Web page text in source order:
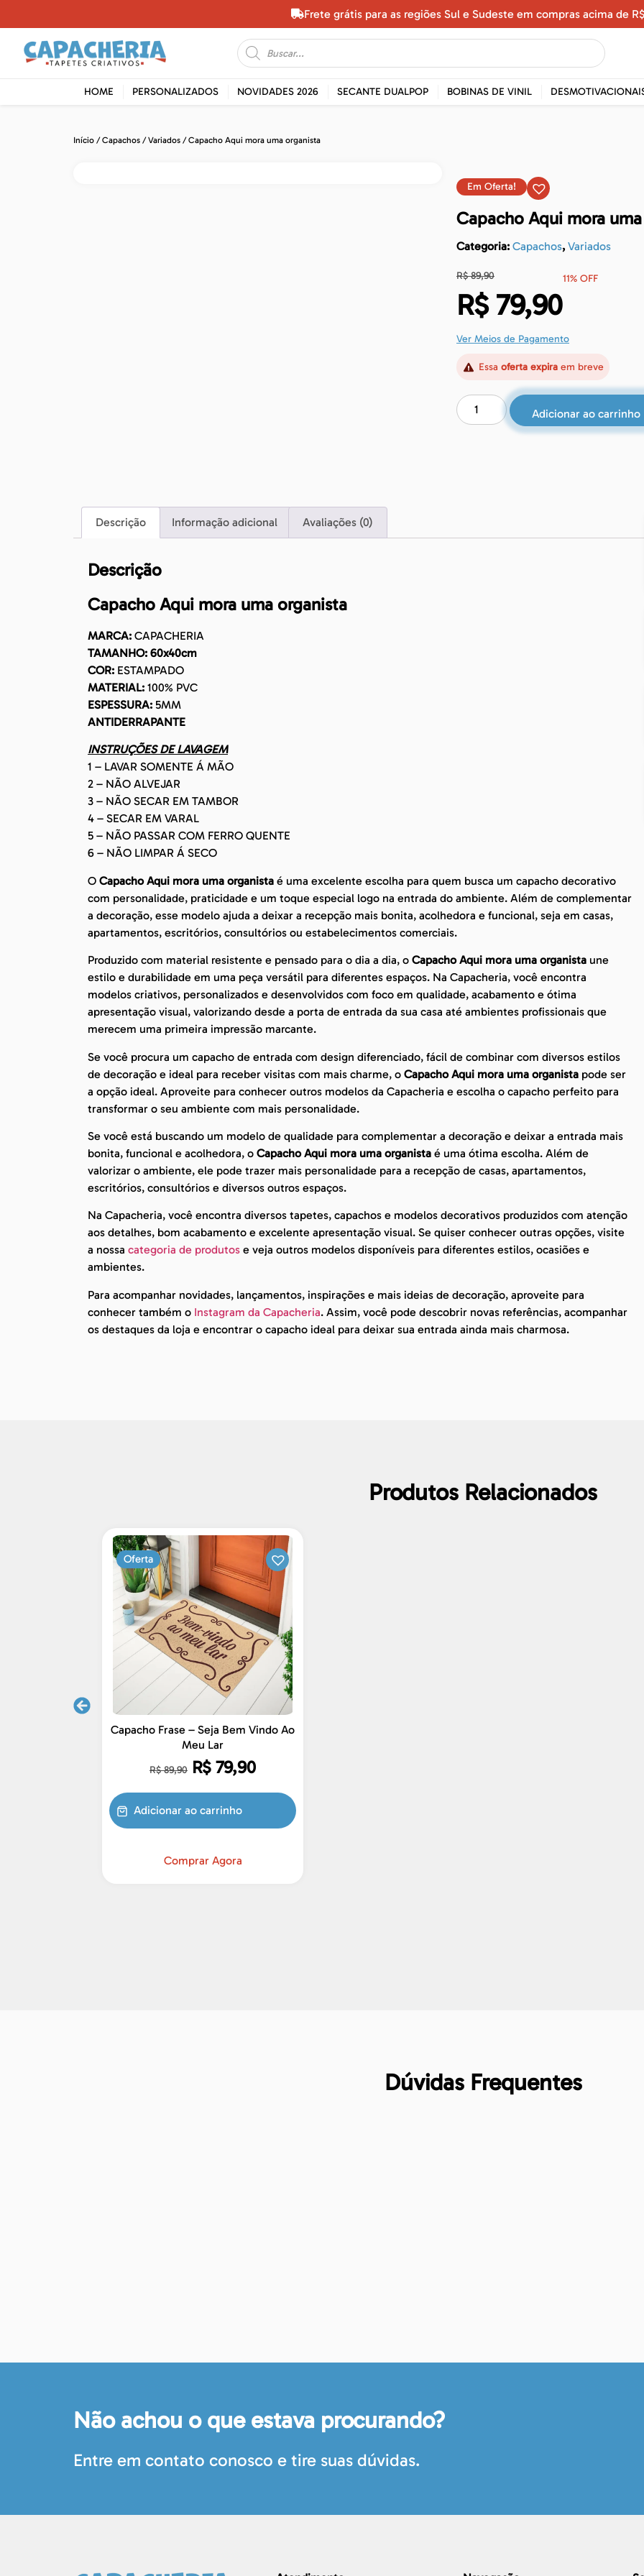
Frete grátis para as regiões Sul e Sudeste em compras acima de
HOME PERSONALIZADOS NOVIDADES 2026 SECANTE DUALPOP BOBINAS DE VINIL
Início /Capachos /Variados / Capacho Aqui mora uma organista
Em Oferta!
Capacho Aqui mora
Categoria: Capachos, Variados
R$89,90
R$79,90
11% OFF
Ver Meios de Pagamento
Essa oferta expiraem breve
Adicionar ao carrinho
Descrição Informação adicional Avaliações (0)
Descrição
Capacho Aqui mora uma organista
MARCA: CAPACHERIA
TAMANHO: 60x40cm
COR: ESTAMPADO
MATERIAL: 100% PVC
ESPESSURA: 5MM
ANTIDERRAPANTE
INSTRUÇÕES DE LAVAGEM
1 – LAVAR SOMENTE Á MÃO
2 – NÃO ALVEJAR
3 – NÃO SECAR EM TAMBOR
4 – SECAR EM VARAL
5 – NÃO PASSAR COM FERRO QUENTE
6 – NÃO LIMPAR Á SECO
O Capacho Aqui mora uma organista é uma excelente escolha para quem busca um capacho decorativo
com personalidade, praticidade e um toque especial logo na entrada do ambiente. Além de complementar
a decoração, esse modelo ajuda a deixar a recepção mais bonita, acolhedora e funcional, seja em casas,
apartamentos, escritórios, consultórios ou estabelecimentos comerciais.
Produzido com material resistente e pensado para o dia a dia, o Capacho Aqui mora uma organista une
estilo e durabilidade em uma peça versátil para diferentes espaços. Na Capacheria, você encontra
modelos criativos, personalizados e desenvolvidos com foco em qualidade, acabamento e ótima
apresentação visual, valorizando desde a porta de entrada da sua casa até ambientes profissionais que
merecem uma primeira impressão marcante.
Se você procura um capacho de entrada com design diferenciado, fácil de combinar com diversos estilos
de decoração e ideal para receber visitas com mais charme, o Capacho Aqui mora uma organista pode ser
a opção ideal. Aproveite para conhecer outros modelos da Capacheria e escolha o capacho perfeito para
transformar o seu ambiente com mais personalidade.
Se você está buscando um modelo de qualidade para complementar a decoração e deixar a entrada mais
bonita, funcional e acolhedora, o Capacho Aqui mora uma organista é uma ótima escolha. Além de
valorizar o ambiente, ele pode trazer mais personalidade para a recepção de casas, apartamentos,
escritórios, consultórios e diversos outros espaços.
Na Capacheria, você encontra diversos tapetes, capachos e modelos decorativos produzidos com atenção
aos detalhes, bom acabamento e excelente apresentação visual. Se quiser conhecer outras opções, visite
a nossa categoria de produtos e veja outros modelos disponíveis para diferentes estilos, ocasiões e
ambientes.
Para acompanhar novidades, lançamentos, inspirações e mais ideias de decoração, aproveite para
conhecer também o Instagram da Capacheria. Assim, você pode descobrir novas referências, acompanhar
os destaques da loja e encontrar o capacho ideal para deixar sua entrada ainda mais charmosa.
Produtos Relacionados
Oferta
Capacho Frase – Seja Bem Vindo Ao
Meu Lar
R$89,90 R$ 79,90
Adicionar ao carrinho
Comprar Agora
Dúvidas Frequentes
Não achou o que estava procurando?
Entre em contato conosco e tire suas dúvidas.